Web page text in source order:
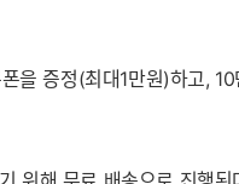
을 증정(최대1만원)하고,